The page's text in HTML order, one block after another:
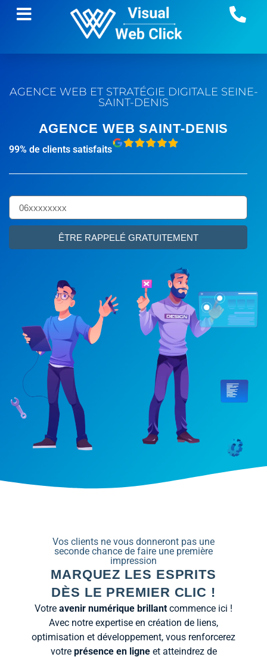
AGENCE WEB ET STRATÉGIE DIGITALE SEINE-
SAINT-DENIS
AGENCE WEB SAINT-DENIS
99% de clients satisfaits
ÊTRE RAPPELÉ GRATUITEMENT
Vos clients ne vous donneront pas une
seconde chance de faire une première
impression
MARQUEZ LES ESPRITS
DÈS LE PREMIER CLIC !
Votre avenir numérique brillant commence ici !
Avec notre expertise en création de liens,
optimisation et développement, vous renforcerez
votre présence en ligneet atteindrez de